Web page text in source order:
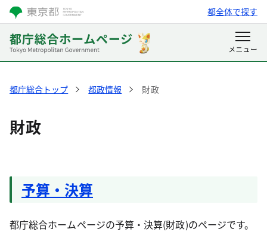
都全体で探す
都庁総合トップ 都政情報 財政
財政
予算・決算
都庁総合ホームページの予算・決算(財政)のページです。